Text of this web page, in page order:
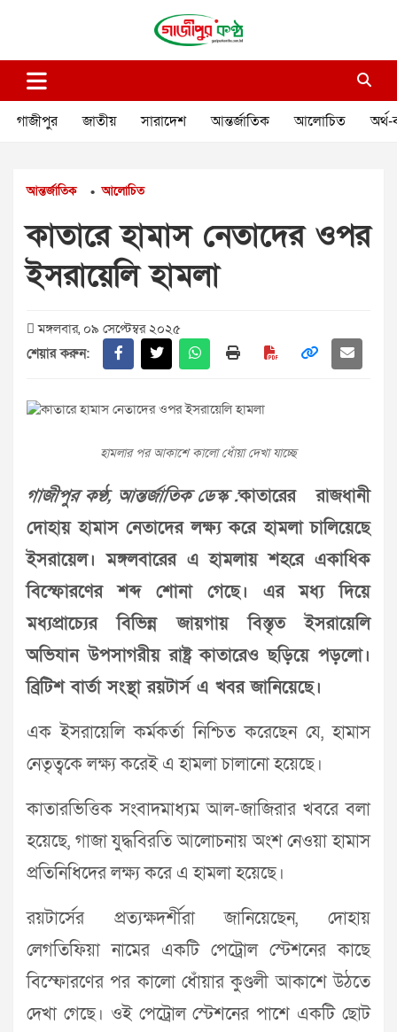
গাজীপুর কণ্ঠ
গাজীপুর জাতীয় সারাদেশ আন্তর্জাতিক আলোচিত অর্থ-
আন্তর্জাতিক • আলোচিত
কাতারে হামাস নেতাদের ওপর
ইসরায়েলি হামলা
মঙ্গলবার, ০৯ সেপ্টেম্বর ২০২৫
শেয়ার করুন:
হামলার পর আকাশে কালো ধোঁয়া দেখা যাচ্ছে
গাজীপুর কণ্ঠ, আন্তর্জাতিক ডেস্ক :কাতারের রাজধানী
দোহায় হামাস নেতাদের লক্ষ্য করে হামলা চালিয়েছে
ইসরায়েল। মঙ্গলবারের এ হামলায় শহরে একাধিক
বিস্ফোরণের শব্দ শোনা গেছে। এর মধ্য দিয়ে
মধ্যপ্রাচ্যের বিভিন্ন জায়গায় বিস্তৃত ইসরায়েলি
অভিযান উপসাগরীয় রাষ্ট্র কাতারেও ছড়িয়ে পড়লো।
ব্রিটিশ বার্তা সংস্থা রয়টার্স এ খবর জানিয়েছে।
এক ইসরায়েলি কর্মকর্তা নিশ্চিত করেছেন যে, হামাস
নেতৃত্বকে লক্ষ্য করেই এ হামলা চালানো হয়েছে।
কাতারভিত্তিক সংবাদমাধ্যম আল-জাজিরার খবরে বলা
হয়েছে, গাজা যুদ্ধবিরতি আলোচনায় অংশ নেওয়া হামাস
প্রতিনিধিদের লক্ষ্য করে এ হামলা হয়েছে।
রয়টার্সের প্রত্যক্ষদর্শীরা জানিয়েছেন, দোহায়
লেগতিফিয়া নামের একটি পেট্রোল স্টেশনের কাছে
বিস্ফোরণের পর কালো ধোঁয়ার কুণ্ডলী আকাশে উঠতে
দেখা গেছে। ওই পেট্রোল স্টেশনের পাশে একটি ছোট